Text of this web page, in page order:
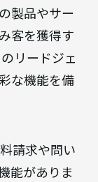
製品やサー
客を獲得す
リードジェ
な機能を備
請求や問い
能がありま